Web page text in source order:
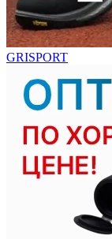
GRISPORT